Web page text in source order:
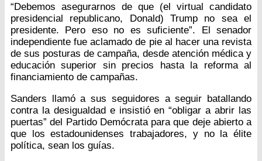
“Debemos asegurarnos de que (el virtual candidato
presidencial republicano, Donald) Trump no sea el
presidente. Pero eso no es suficiente”. El senador
independiente fue aclamado de pie al hacer una revista
de sus posturas de campaña, desde atención médica y
educación superior sin precios hasta la reforma al
financiamiento de campañas.
Sanders llamó a sus seguidores a seguir batallando
contra la desigualdad e insistió en “obligar a abrir las
puertas” del Partido Demócrata para que deje abierto a
que los estadounidenses trabajadores, y no la élite
política, sean los guías.